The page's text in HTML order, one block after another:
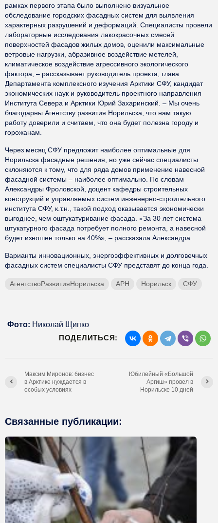
рамках первого этапа было выполнено визуальное
обследование городских фасадных систем для выявления
характерных разрушений и деформаций. Специалисты провели
лабораторные исследования лакокрасочных смесей
поверхностей фасадов жилых домов, оценили максимальные
ветровые нагрузки, абразивное воздействие метелей,
климатическое воздействие агрессивного экологического
фактора, – рассказывает руководитель проекта, глава
Департамента комплексного изучения Арктики СФУ, кандидат
экономических наук и руководитель проектного направления
Института Севера и Арктики Юрий Захаринский. – Мы очень
благодарны Агентству развития Норильска, что нам такую
работу доверили и считаем, что она будет полезна городу и
горожанам.
Через месяц СФУ предложит наиболее оптимальные для
Норильска фасадные решения, но уже сейчас специалисты
склоняются к тому, что для ряда домов применение навесной
фасадной системы – наиболее оптимально. По словам
Александры Фроловской, доцент кафедры строительных
конструкций и управляемых систем инженерно-строительного
института СФУ, к.т.н., такой подход оказывается экономически
выгоднее, чем оштукатуривание фасада. «За 30 лет система
штукатурного фасада потребует полного ремонта, а навесной
будет изношен только на 40%», – рассказала Александра.
Варианты инновационных, энергоэффективных и долговечных
фасадных систем специалисты СФУ представят до конца года.
АгентствоРазвитияНорильска АРН Норильск СФУ
Фото: Николай Щипко
ПОДЕЛИТЬСЯ:
Максим Миронов: бизнес
в Арктике нуждается в
особых условиях
Юбилейный «Большой
Аргиш» провел в
Норильске 10 дней
Связанные публикации: